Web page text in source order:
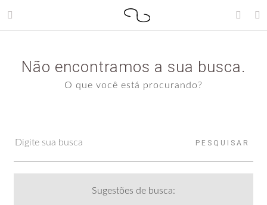
Não encontramos a sua busca.
O que você está procurando?
PESQUISAR
Sugestões de busca: